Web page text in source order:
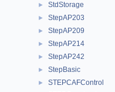
► StdStorage
► StepAP203
► StepAP209
► StepAP214
► StepAP242
► StepBasic
► STEPCAFControl